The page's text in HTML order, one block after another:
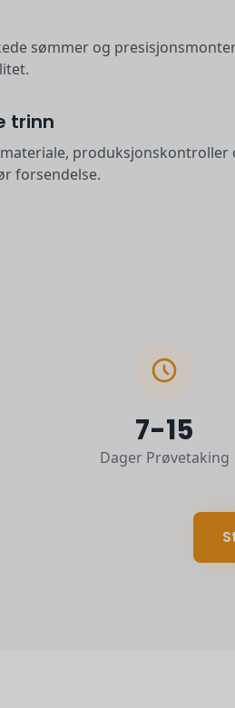
sømmer og
trinn
produksjonskontroller
forsendelse.
7-15
Dager Prøvetaking